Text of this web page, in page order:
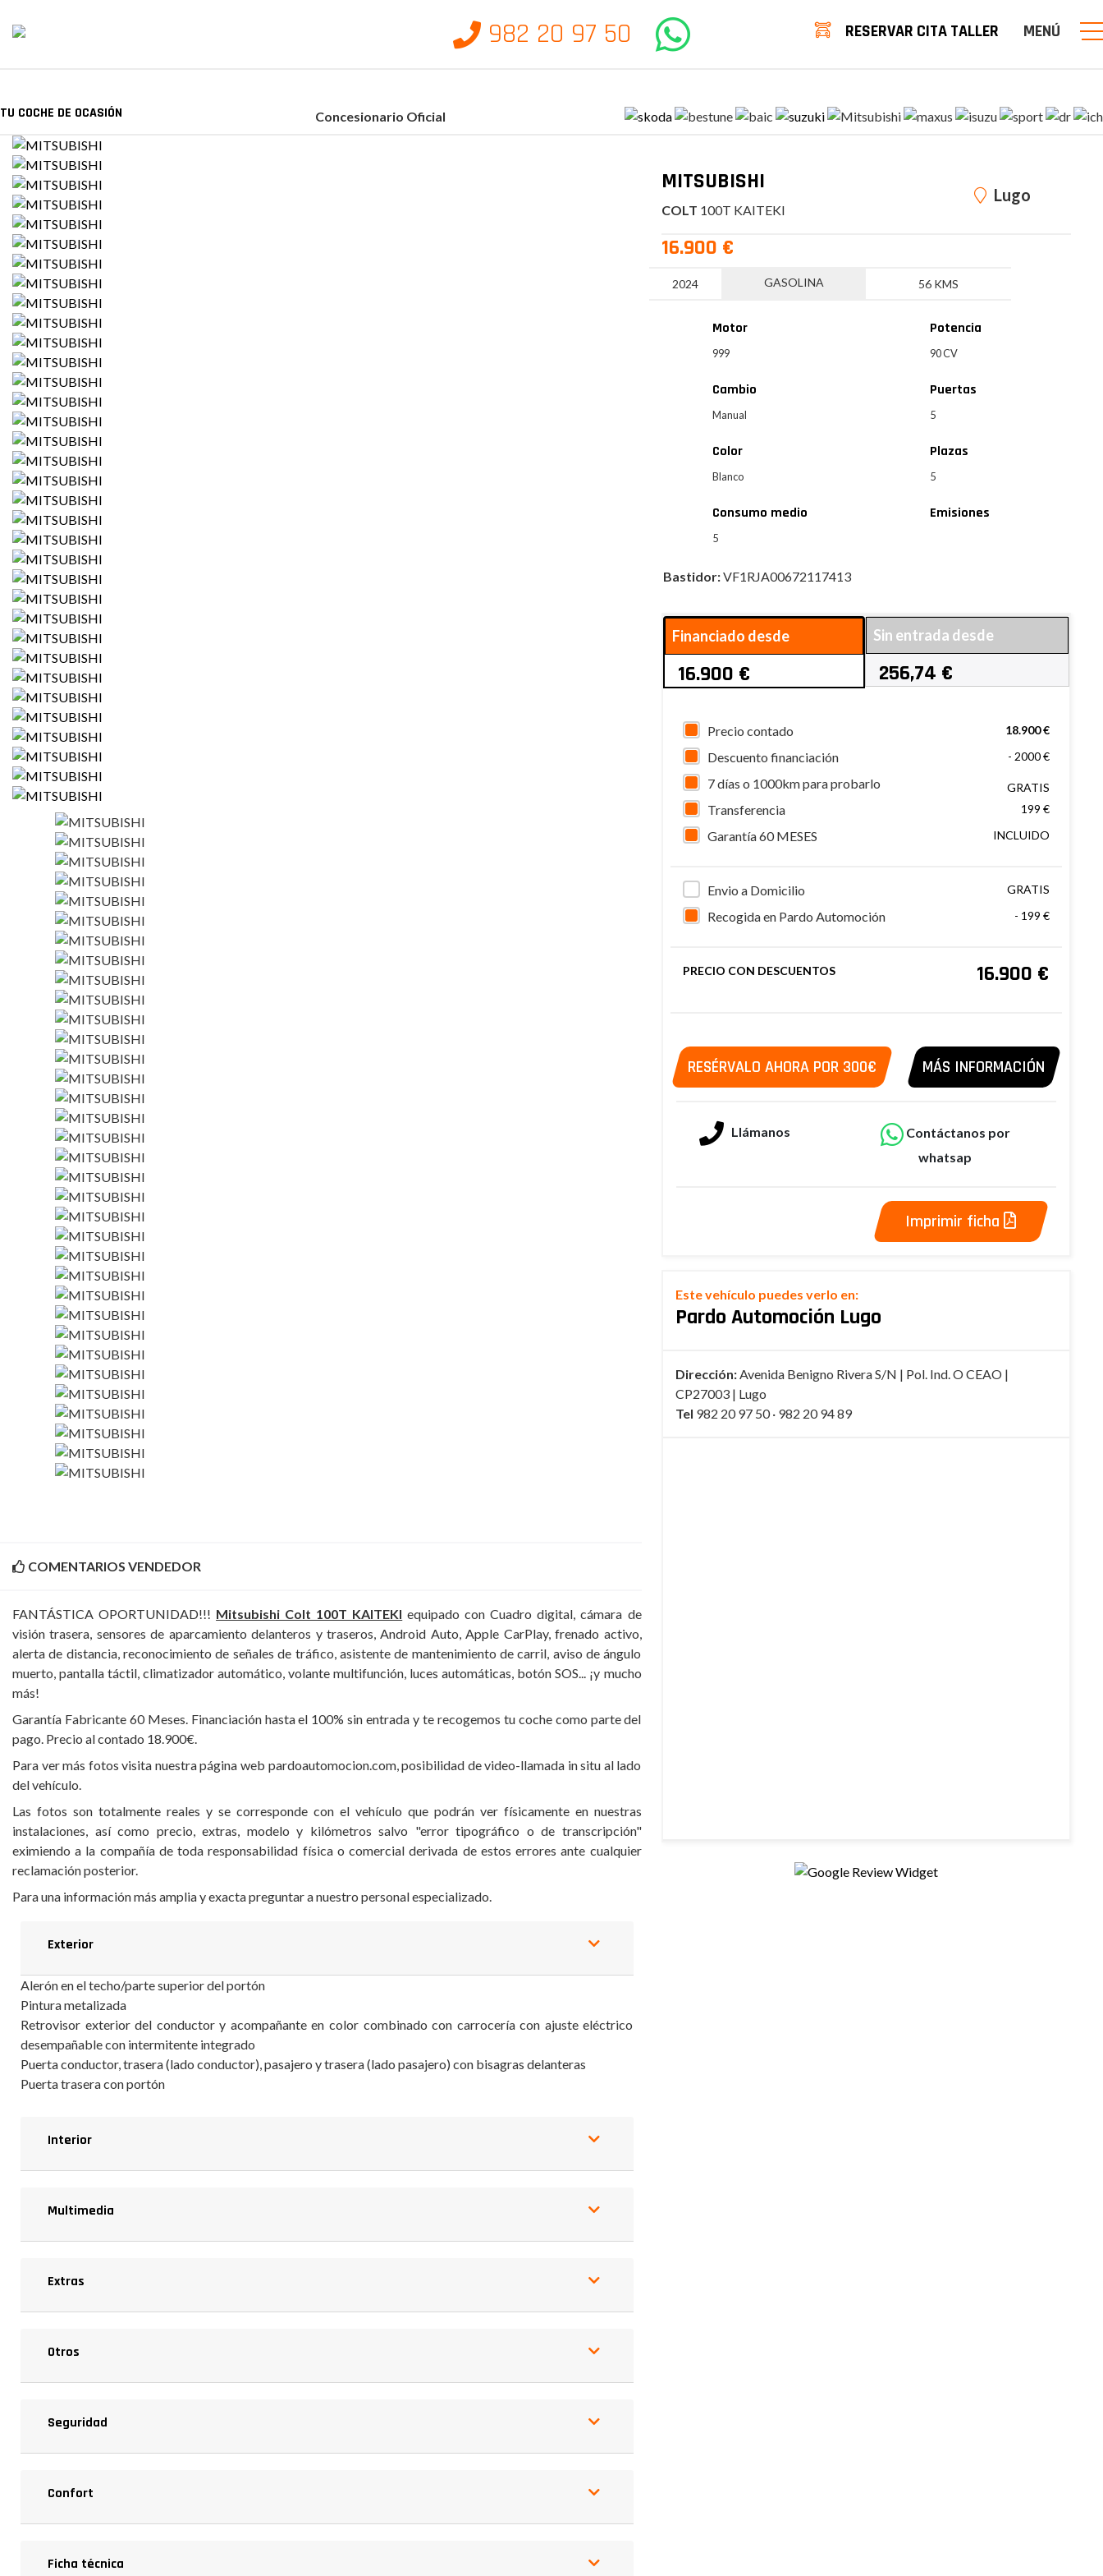
982 20 97 50 RESERVAR CITA TALLER MENÚ
TU COCHE DE OCASIÓN Concesionario Oficial
COMENTARIOS VENDEDOR
FANTÁSTICA OPORTUNIDAD!!! Mitsubishi Colt 100T KAITEKI equipado con Cuadro digital, cámara de
visión trasera, sensores de aparcamiento delanteros y traseros, Android Auto, Apple CarPlay, frenado activo,
alerta de distancia, reconocimiento de señales de tráfico, asistente de mantenimiento de carril, aviso de ángulo
muerto, pantalla táctil, climatizador automático, volante multifunción, luces automáticas, botón SOS... ¡y mucho
más!
Garantía Fabricante 60 Meses. Financiación hasta el 100% sin entrada y te recogemos tu coche como parte del
pago. Precio al contado 18.900€.
Para ver más fotos visita nuestra página web pardoautomocion.com, posibilidad de video-llamada in situ al lado
del vehículo.
Las fotos son totalmente reales y se corresponde con el vehículo que podrán ver físicamente en nuestras
instalaciones, así como precio, extras, modelo y kilómetros salvo "error tipográfico o de transcripción"
eximiendo a la compañía de toda responsabilidad física o comercial derivada de estos errores ante cualquier
reclamación posterior.
Para una información más amplia y exacta preguntar a nuestro personal especializado.
Exterior
Alerón en el techo/parte superior del portón
Pintura metalizada
Retrovisor exterior del conductor y acompañante en color combinado con carrocería con ajuste eléctrico
desempañable con intermitente integrado
Puerta conductor, trasera (lado conductor), pasajero y trasera (lado pasajero) con bisagras delanteras
Puerta trasera con portón
Interior
Multimedia
Extras
Otros
Seguridad
Confort
Ficha técnica
MITSUBISHI
COLT 100T KAITEKI
Lugo
16.900 €
2024 GASOLINA 56 KMS
Motor
999
Cambio
Manual
Color
Blanco
Consumo medio
5
Bastidor:VF1RJA00672117413
Potencia
90 CV
Puertas
5
Plazas
5
Emisiones
Financiado desde
16.900 €
Sin entrada desde
256,74 €
Precio contado 18.900 €
Descuento financiación - 2000 €
7 días o 1000km para probarlo GRATIS
Transferencia 199 €
Garantía 60 MESES INCLUIDO
Envio a Domicilio GRATIS
Recogida en Pardo Automoción - 199 €
PRECIO CON DESCUENTOS 16.900 €
RESÉRVALO AHORA POR 300€ MÁS INFORMACIÓN
Llámanos
Contáctanos por
whatsap
Imprimir ficha
Este vehículo puedes verlo en:
Pardo Automoción Lugo
Dirección:Avenida Benigno Rivera S/N | Pol. Ind. O CEAO |
CP27003 | Lugo
Tel 982 20 97 50 · 982 20 94 89